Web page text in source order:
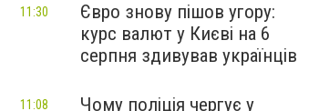
Євро знову пішов угору:
курс валют у Києві на 6
серпня здивував українців
11:30
Чому поліція чергує у
11:08